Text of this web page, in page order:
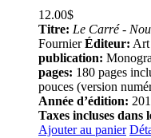
12.00$
Titre: Le Carré -
FournierÉditeur: Art
publication:
pages: 180 pages
pouces (version
Année d’édition:
Taxes incluses dans
Ajouter au panier